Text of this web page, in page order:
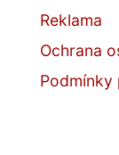
Reklama
Ochrana
Podmínky